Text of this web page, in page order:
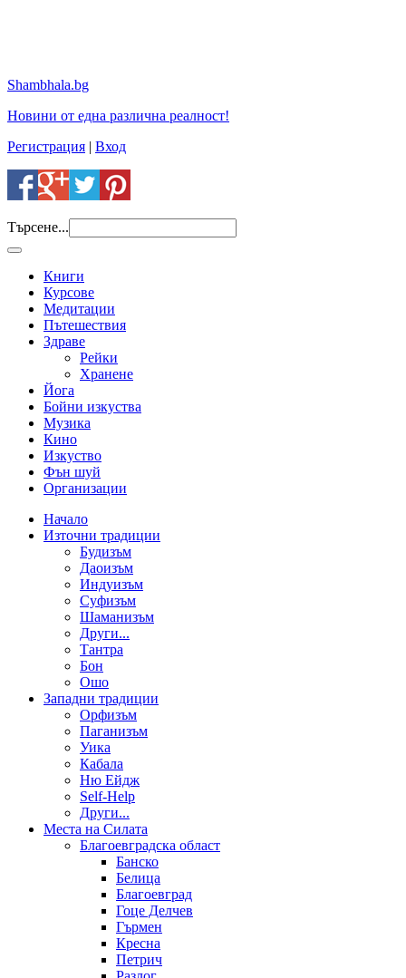
Shambhala.bg
Новини от една различна реалност!
Регистрация | Вход
Търсене...
Книги
Курсове
Медитации
Пътешествия
Здраве
Рейки
Хранене
Йога
Бойни изкуства
Музика
Кино
Изкуство
Фън шуй
Организации
Начало
Източни традиции
Будизъм
Даоизъм
Индуизъм
Суфизъм
Шаманизъм
Други...
Тантра
Бон
Ошо
Западни традиции
Орфизъм
Паганизъм
Уика
Кабала
Ню Ейдж
Self-Help
Други...
Места на Силата
Благоевградска област
Банско
Белица
Благоевград
Гоце Делчев
Гърмен
Кресна
Петрич